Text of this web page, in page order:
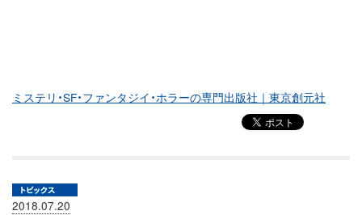
ミステリ・SF・ファンタジイ・ホラーの専門出版社｜東京創元社
2018.07.20